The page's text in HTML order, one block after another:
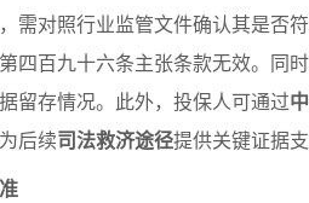
需对照行业监管文件确认其是否
四百九十六条主张条款无效。同
留存情况。此外，投保人可通过
后续司法救济途径提供关键证据